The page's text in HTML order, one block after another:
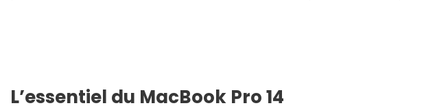
L’essentiel du MacBook Pro 14